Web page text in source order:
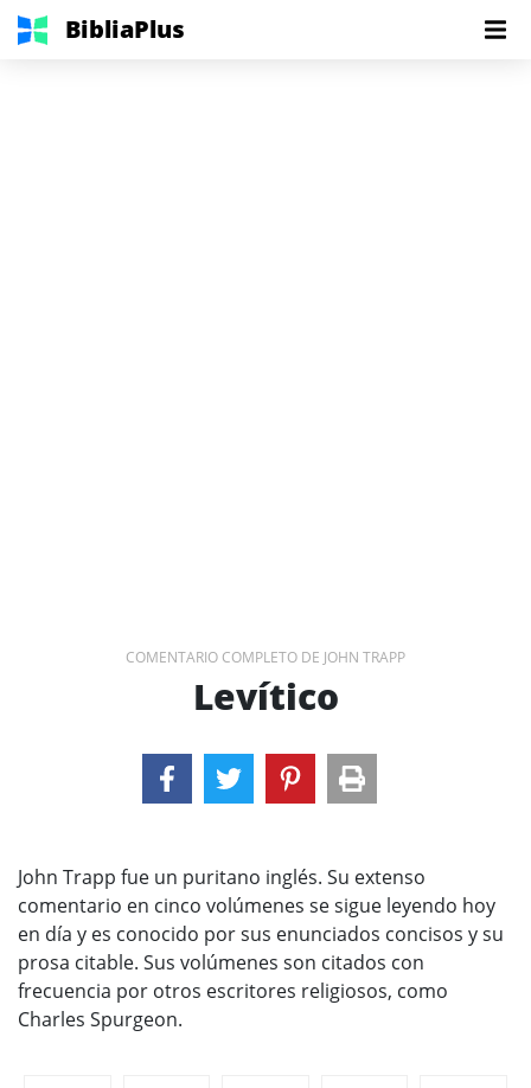
BibliaPlus
COMENTARIO COMPLETO DE JOHN TRAPP
Levítico
John Trapp fue un puritano inglés. Su extenso
comentario en cinco volúmenes se sigue leyendo hoy
en día y es conocido por sus enunciados concisos y su
prosa citable. Sus volúmenes son citados con
frecuencia por otros escritores religiosos, como
Charles Spurgeon.